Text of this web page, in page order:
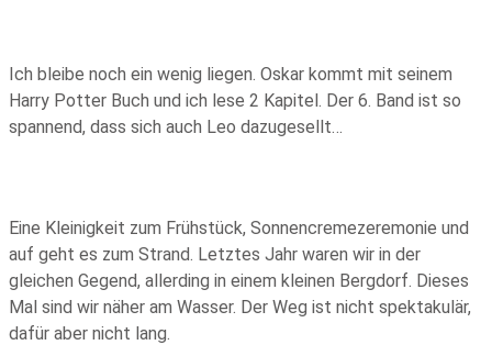
Ich bleibe noch ein wenig liegen. Oskar kommt mit seinem
Harry Potter Buch und ich lese 2 Kapitel. Der 6. Band ist so
spannend, dass sich auch Leo dazugesellt…
Eine Kleinigkeit zum Frühstück, Sonnencremezeremonie und
auf geht es zum Strand. Letztes Jahr waren wir in der
gleichen Gegend, allerding in einem kleinen Bergdorf. Dieses
Mal sind wir näher am Wasser. Der Weg ist nicht spektakulär,
dafür aber nicht lang.